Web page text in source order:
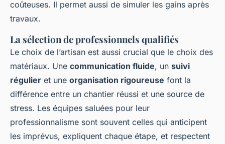
coûteuses. Il permet aussi de simuler les gains après
travaux.
La sélection de professionnels qualifiés
Le choix de l’artisan est aussi crucial que le choix des
matériaux. Une communication fluide, un suivi
régulier et une organisation rigoureuse font la
différence entre un chantier réussi et une source de
stress. Les équipes saluées pour leur
professionnalisme sont souvent celles qui anticipent
les imprévus, expliquent chaque étape, et respectent